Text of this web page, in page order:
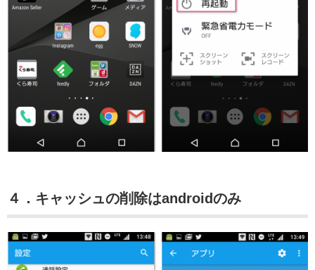
４．キャッシュの削除はandroidのみ